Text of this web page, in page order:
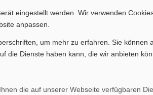
eingestellt werden. Wir verwenden
anpassen.
um mehr zu erfahren. Sie
die Dienste haben kann, die wir anbieten
die auf unserer Webseite verfügbaren